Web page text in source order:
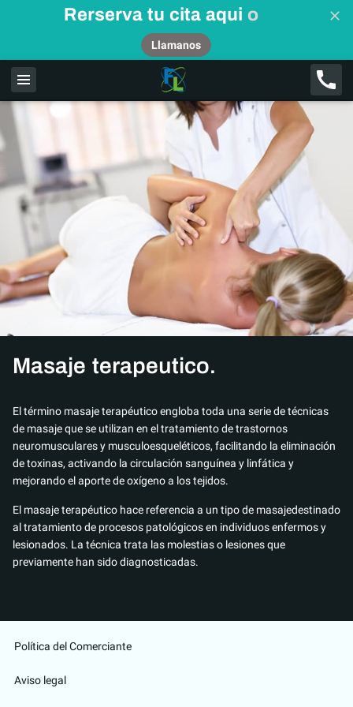
Rerserva tu cita aqui o
Llamanos
Masaje terapeutico.
El término masaje terapéutico engloba toda una serie de técnicas
de masaje que se utilizan en el tratamiento de trastornos
neuromusculares y musculoesqueléticos, facilitando la eliminación
de toxinas, activando la circulación sanguínea y linfática y
mejorando el aporte de oxígeno a los tejidos.
El masaje terapéutico hace referencia a un tipo de masajedestinado
al tratamiento de procesos patológicos en individuos enfermos y
lesionados. La técnica trata las molestias o lesiones que
previamente han sido diagnosticadas.
Política del Comerciante
Aviso legal